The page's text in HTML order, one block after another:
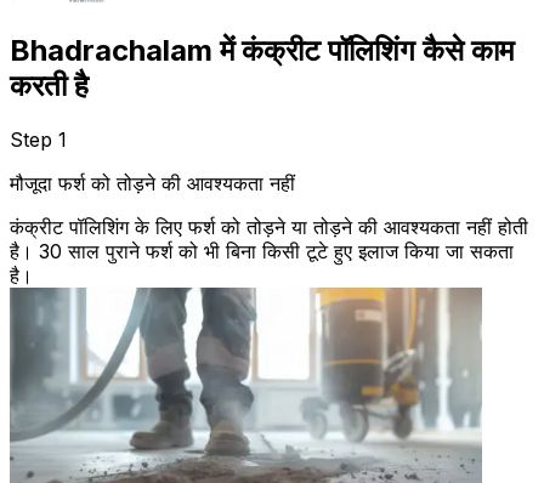
Bhadrachalam में कंक्रीट पॉलिशिंग कैसे काम
करती है
Step 1
मौजूदा फर्श को तोड़ने की आवश्यकता नहीं
कंक्रीट पॉलिशिंग के लिए फर्श को तोड़ने या तोड़ने की आवश्यकता नहीं होती
है। 30 साल पुराने फर्श को भी बिना किसी टूटे हुए इलाज किया जा सकता
है।